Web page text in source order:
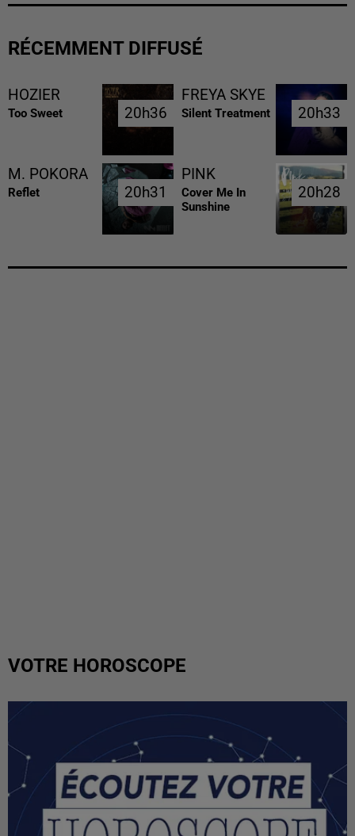
RÉCEMMENT DIFFUSÉ
HOZIER
Too Sweet 20h36
20h36
FREYA SKYE
Silent Treatment 20h33
20h33
M. POKORA
Reflet 20h31
20h31
PINK
Cover Me In
Sunshine
20h28
20h28
VOTRE HOROSCOPE